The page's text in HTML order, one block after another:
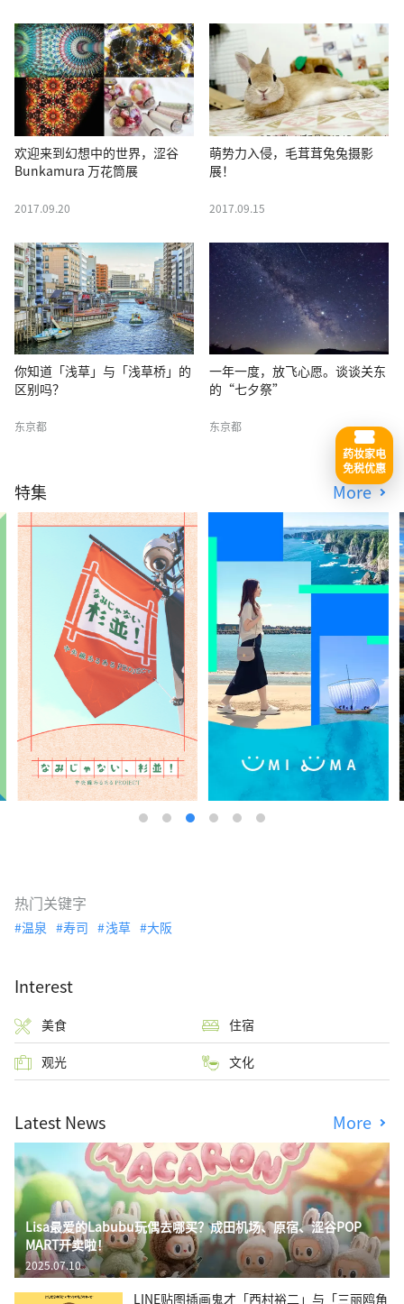
欢迎来到幻想中的世界，涩谷
Bunkamura 万花筒展
2017.09.20
萌势力入侵，毛茸茸兔兔摄影
展！
2017.09.15
你知道「浅草」与「浅草桥」的
区别吗？
东京都
一年一度，放飞心愿。谈谈关东
的“七夕祭”
东京都
特集 More
热门关键字
温泉 寿司 浅草 大阪
Interest
美食 住宿
观光 文化
Latest News More
Lisa最爱的Labubu玩偶去哪买？成田机场、原宿、涩谷POP
MART开卖啦！
2025.07.10
LINE贴图插画鬼才「西村裕二」与「三丽鸥角
药妆家电
免税优惠